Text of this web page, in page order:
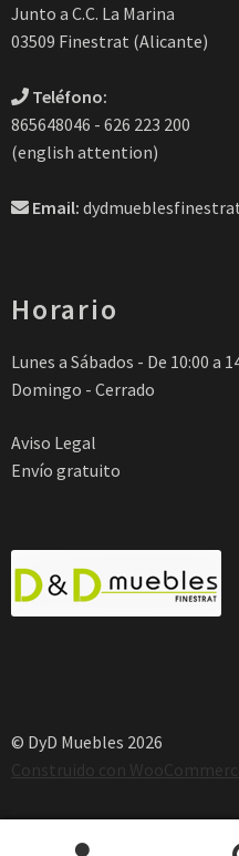
Junto a C.C. La Marina
03509 Finestrat (Alicante)
Teléfono:
865648046 - 626 223 200
(english attention)
Email:
Horario
Lunes a Sábados - De 10:00 a
Domingo - Cerrado
Aviso Legal
Envío gratuito
© DyD Muebles 2026
Construido con WooCommerce